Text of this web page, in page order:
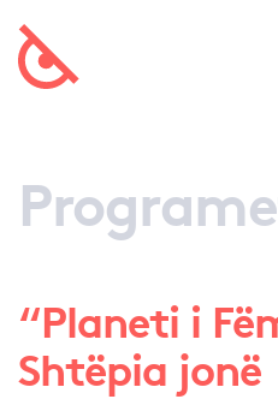
“Planeti i
Shtëpia jonë